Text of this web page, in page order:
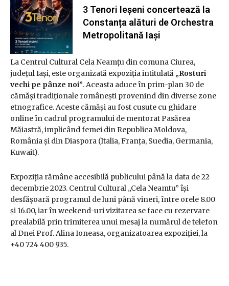
La Centrul Cultural Cela Neamțu din comuna Ciurea,
județul Iași, este organizată expoziția intitulată „Rosturi
vechi pe pânze noi”. Aceasta aduce în prim-plan 30 de
cămăși tradiționale românești provenind din diverse zone
etnografice. Aceste cămăși au fost cusute cu ghidare
online în cadrul programului de mentorat Pasărea
Măiastră, implicând femei din Republica Moldova,
România și din Diaspora (Italia, Franța, Suedia, Germania,
Kuwait).
Expoziția rămâne accesibilă publicului până la data de 22
decembrie 2023. Centrul Cultural „Cela Neamtu” își
desfășoară programul de luni până vineri, între orele 8.00
și 16.00, iar în weekend-uri vizitarea se face cu rezervare
prealabilă prin trimiterea unui mesaj la numărul de telefon
al Dnei Prof. Alina Ioneasa, organizatoarea expoziției, la
+40 724 400 935.
3 Tenori Ieșeni concertează la
Constanța alături de Orchestra
Metropolitană Iași